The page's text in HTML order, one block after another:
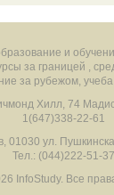
и
за границей ,
за рубежом,
Хилл, 74
1(647)338-22-61
, 01030 ул.
Тел.: (044)222-51-37
InfoStudy. Все